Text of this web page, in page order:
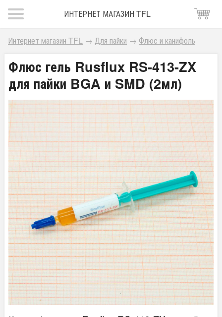
ИНТЕРНЕТ МАГАЗИН TFL
Интернет магазин TFL → Для пайки → Флюс и канифоль
Флюс гель Rusflux RS-413-ZX
для пайки BGA и SMD (2мл)